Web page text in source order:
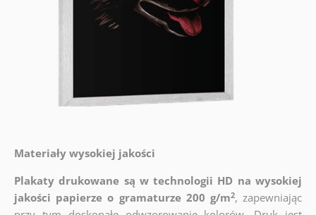
Materiały wysokiej jakości
Plakaty drukowane są w technologii HD na wysokiej
jakości papierze o gramaturze 200 g/m2, zapewniając